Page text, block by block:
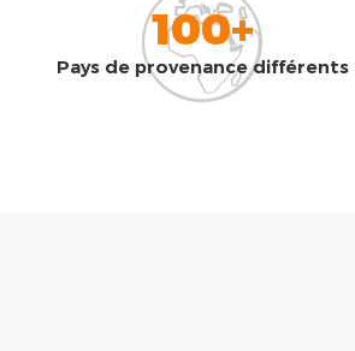
100+
Pays de provenance différents